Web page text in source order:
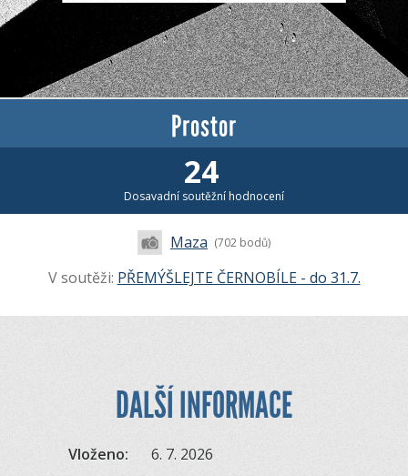
Prostor
24
Dosavadní soutěžní hodnocení
Maza (702 bodů)
V soutěži: PŘEMÝŠLEJTE ČERNOBÍLE - do 31.7.
DALŠÍ INFORMACE
Vloženo:
6. 7. 2026